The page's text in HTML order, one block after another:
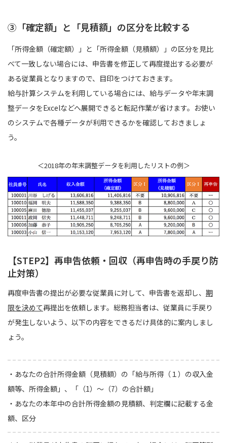
③「確定額」と「見積額」の区分を比較する
「所得金額（確定額）」と「所得金額（見積額）」の区分を見比
べて一致しない場合には、申告書を修正して再度提出する必要が
ある従業員となりますので、目印をつけておきます。
給与計算システムを利用している場合には、給与データや年末調
整データをExcelなどへ展開できると転記作業が省けます。お使い
のシステムで各種データが利用できるかを確認しておきましょ
う。
＜2018年の年末調整データを利用したリストの例＞
【STEP2】再申告依頼・回収（再申告時の手戻り防
止対策）
再度申告書の提出が必要な従業員に対して、申告書を返却し、 期
限を決めて再提出を依頼します。総務担当者は、従業員に手戻り
が発生しないよう、以下の内容をできるだけ具体的に案内しまし
ょう。
・あなたの合計所得金額（見積額）の「給与所得（１）の収入金
額等、所得金額」、「（1）〜（7）の合計額」
・あなたの本年中の合計所得金額の見積額、判定欄に記載する金
額、区分